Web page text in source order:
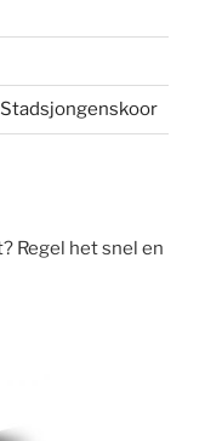
Regel het snel en